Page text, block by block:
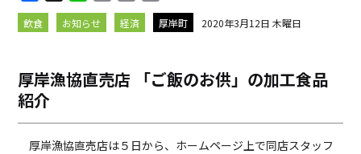
a
c
o
o
i
n
m
a
o
p
r
i
飲食 お知らせ 経済 厚岸町 2020年3月12日 木曜日
厚岸漁協直売店 「ご飯のお供」の加工食品
紹介
厚岸漁協直売店は５日から、ホームページ上で同店スタッフ